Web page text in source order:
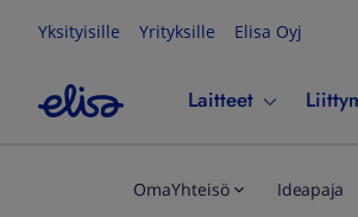
Yksityisille Yrityksille Elisa Oyj
Laitteet
OmaYhteisö Ideapaja